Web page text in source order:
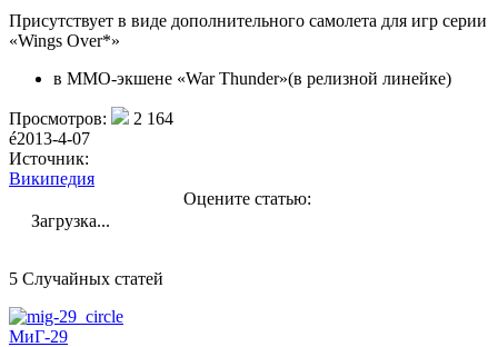
Присутствует в виде дополнительного самолета для игр серии
«Wings Over*»
в MMO-экшене «War Thunder»(в релизной линейке)
Просмотров:
2 164
2013-4-07
Источник:
Википедия
Оцените статью:
Загрузка...
5 Случайных статей
МиГ-29